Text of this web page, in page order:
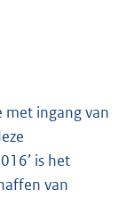
met ingang van
is het
van